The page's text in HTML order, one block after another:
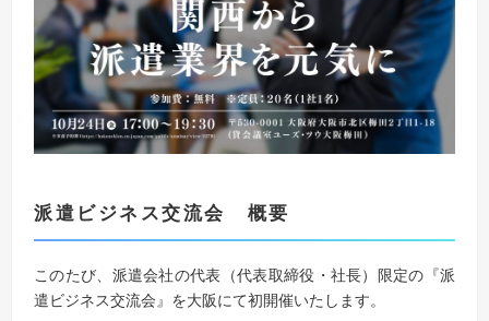
派遣ビジネス交流会 概要
このたび、派遣会社の代表（代表取締役・社長）限定の『派
遣ビジネス交流会』を大阪にて初開催いたします。